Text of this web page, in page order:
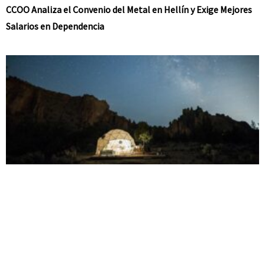
CCOO Analiza el Convenio del Metal en Hellín y Exige Mejores
Salarios en Dependencia